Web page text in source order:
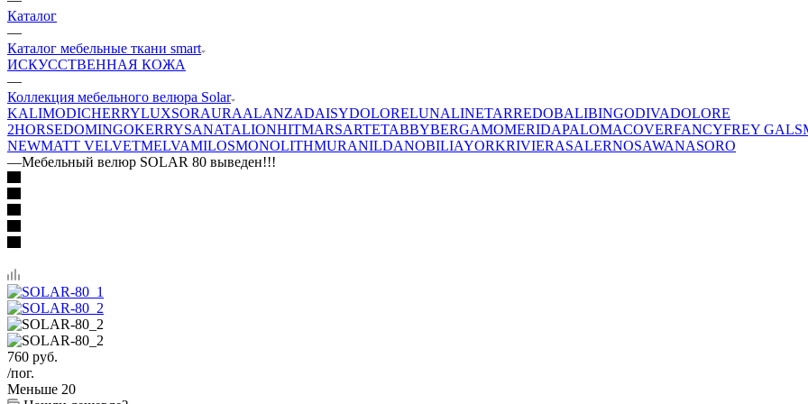
Каталог
—
Каталог мебельные ткани smart
ИСКУССТВЕННАЯ КОЖА
—
Коллекция мебельного велюра Solar
KALIMODICHERRYLUXSORAURAALANZADAISYDOLORELUNALINETARREDOBALIBINGODIVADOLORE
2HORSEDOMINGOKERRYSANATALIONHITMARSARTETABBYBERGAMOMERIDAPALOMACOVERFANCYFREY GALS
NEWMATT VELVETMELVAMILOSMONOLITHMURANILDANOBILIAYORKRIVIERASALERNOSAWANASORO
—Мебельный велюр SOLAR 80 выведен!!!
760 руб.
/пог.
Меньше 20